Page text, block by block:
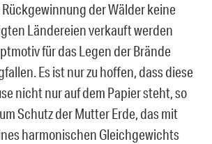
Rückgewinnung der Wälder keine
Ländereien verkauft werden
für das Legen der Brände
Es ist nur zu hoffen, dass diese
nicht nur auf dem Papier steht, so
Schutz der Mutter Erde, das mit
harmonischen Gleichgewichts